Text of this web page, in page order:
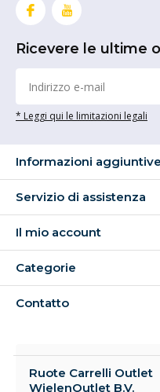
Ricevere le ultime
* Leggi qui le limitazioni legali
Informazioni aggiuntive
Servizio di assistenza
Il mio account
Categorie
Contatto
Ruote Carrelli Outlet
WielenOutlet B.V.